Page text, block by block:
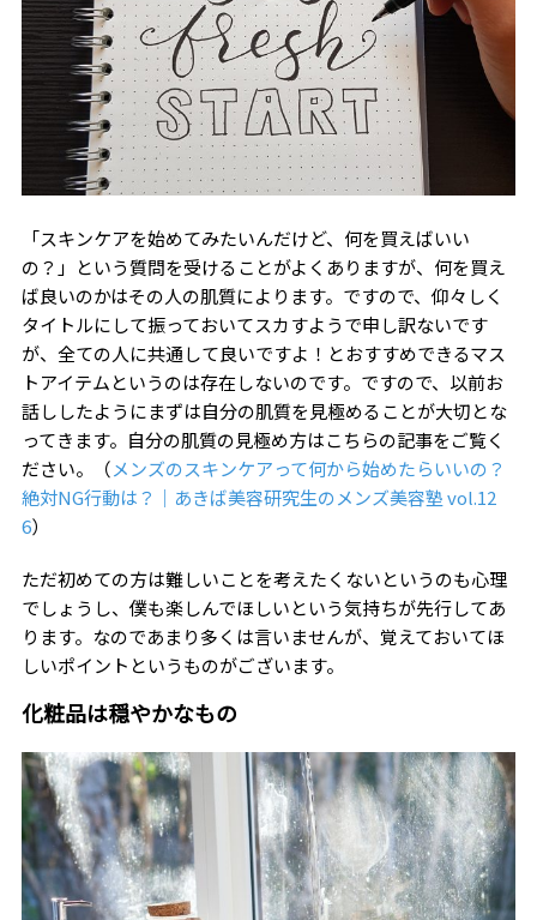
「スキンケアを始めてみたいんだけど、何を買えばいい
の？」という質問を受けることがよくありますが、何を買え
ば良いのかはその人の肌質によります。ですので、仰々しく
タイトルにして振っておいてスカすようで申し訳ないです
が、全ての人に共通して良いですよ！とおすすめできるマス
トアイテムというのは存在しないのです。ですので、以前お
話ししたようにまずは自分の肌質を見極めることが大切とな
ってきます。自分の肌質の見極め方はこちらの記事をご覧く
ださい。（メンズのスキンケアって何から始めたらいいの？
絶対NG行動は？｜あきば美容研究生のメンズ美容塾 vol.12
6）
ただ初めての方は難しいことを考えたくないというのも心理
でしょうし、僕も楽しんでほしいという気持ちが先行してあ
ります。なのであまり多くは言いませんが、覚えておいてほ
しいポイントというものがございます。
化粧品は穏やかなもの